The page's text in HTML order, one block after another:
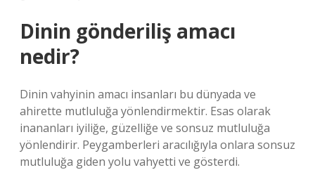
Dinin gönderiliş amacı
nedir?
Dinin vahyinin amacı insanları bu dünyada ve
ahirette mutluluğa yönlendirmektir. Esas olarak
inananları iyiliğe, güzelliğe ve sonsuz mutluluğa
yönlendirir. Peygamberleri aracılığıyla onlara sonsuz
mutluluğa giden yolu vahyetti ve gösterdi.